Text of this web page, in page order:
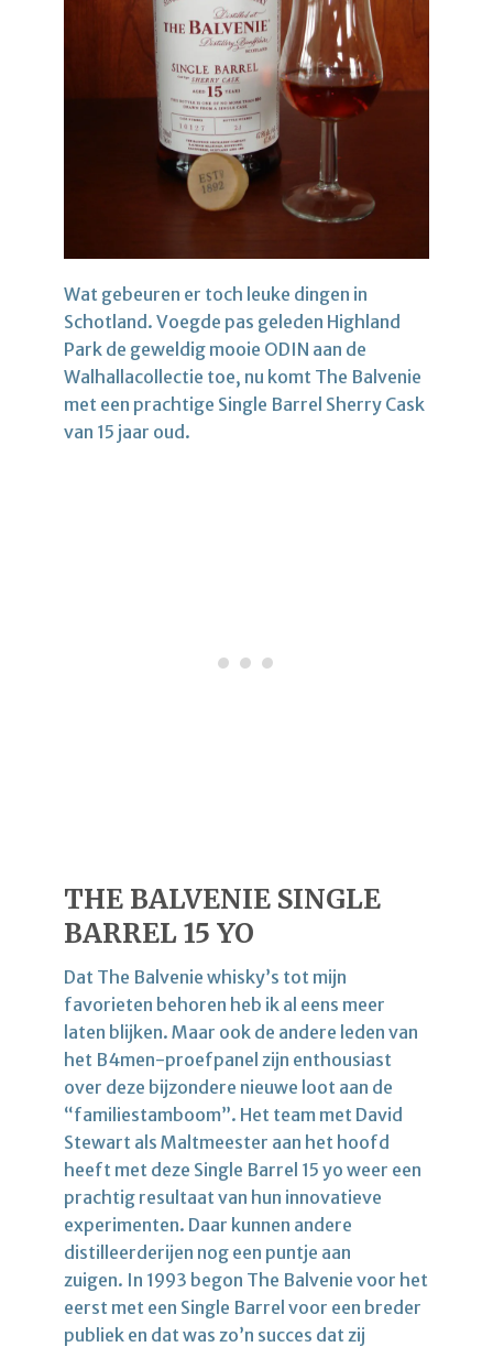
Wat gebeuren er toch leuke dingen in
Schotland. Voegde pas geleden Highland
Park de geweldig mooie ODIN aan de
Walhallacollectie toe, nu komt The Balvenie
met een prachtige Single Barrel Sherry Cask
van 15 jaar oud.
THE BALVENIE SINGLE
BARREL 15 YO
Dat The Balvenie whisky’s tot mijn
favorieten behoren heb ik al eens meer
laten blijken. Maar ook de andere leden van
het B4men-proefpanel zijn enthousiast
over deze bijzondere nieuwe loot aan de
“familiestamboom”. Het team met David
Stewart als Maltmeester aan het hoofd
heeft met deze Single Barrel 15 yo weer een
prachtig resultaat van hun innovatieve
experimenten. Daar kunnen andere
distilleerderijen nog een puntje aan
zuigen. In 1993 begon The Balvenie voor het
eerst met een Single Barrel voor een breder
publiek en dat was zo’n succes dat zij